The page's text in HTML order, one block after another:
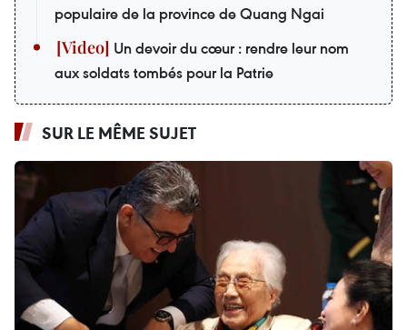
populaire de la province de Quang Ngai
Un devoir du cœur : rendre leur nom
aux soldats tombés pour la Patrie
SUR LE MÊME SUJET